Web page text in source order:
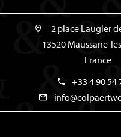
2 place Laugier
13520 Maussane-
France
+33 4 90 54